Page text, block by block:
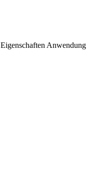
Eigenschaften Anwendung